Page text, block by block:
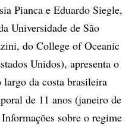
Pianca e Eduardo Siegle,
Universidade de São
do College of Oceanic
Unidos), apresenta o
da costa brasileira
de 11 anos (janeiro de
sobre o regime